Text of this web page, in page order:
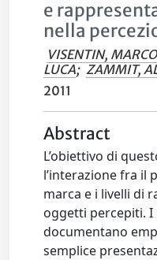
e
nella
VISENTIN, MARCO
LUCA; ZAMMIT,
2011
Abstract
L’obiettivo di
l’interazione fra il
marca e i livelli di
oggetti percepiti.
documentano
semplice